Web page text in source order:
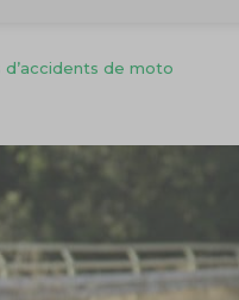
d’accidents de moto